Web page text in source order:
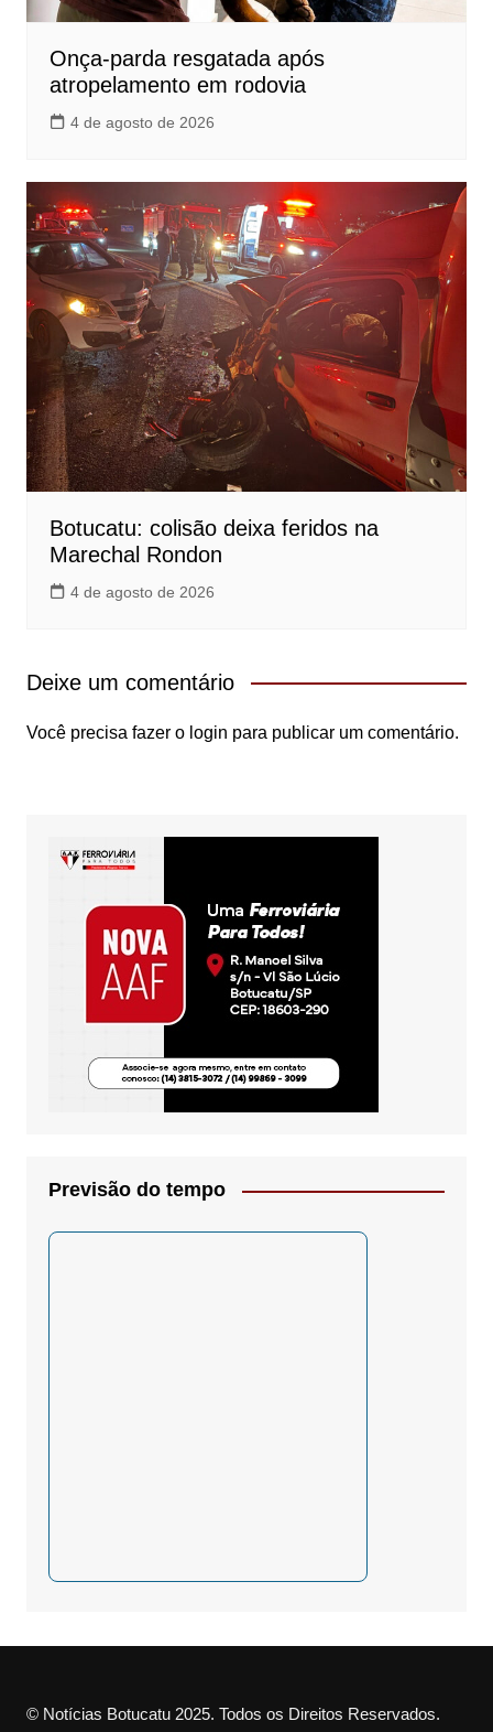
Onça-parda resgatada após
atropelamento em rodovia
4 de agosto de 2026
Botucatu: colisão deixa feridos na
Marechal Rondon
4 de agosto de 2026
Deixe um comentário
Você precisa fazer o login para publicar um comentário.
Previsão do tempo
© Notícias Botucatu 2025. Todos os Direitos Reservados.